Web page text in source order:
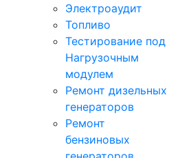
Электроаудит
Топливо
Тестирование под
Нагрузочным
модулем
Ремонт дизельных
генераторов
Ремонт
бензиновых